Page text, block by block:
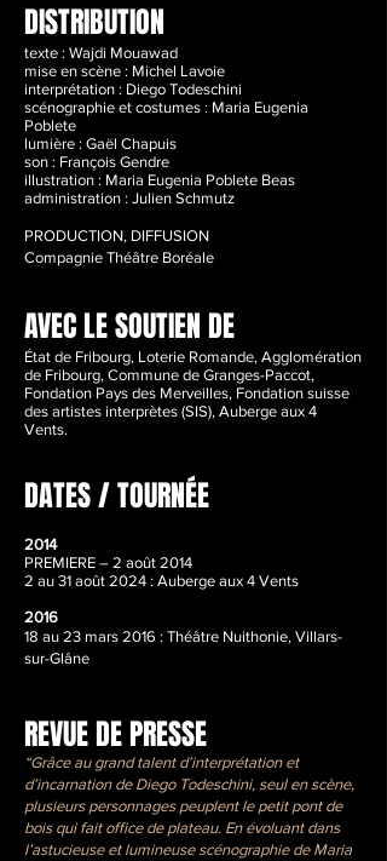
DISTRIBUTION
texte : Wajdi Mouawad
mise en scène : Michel Lavoie
interprétation : Diego Todeschini
scénographie et costumes : Maria Eugenia
Poblete
lumière : Gaël Chapuis
son : François Gendre
illustration : Maria Eugenia Poblete Beas
administration : Julien Schmutz
PRODUCTION, DIFFUSION
Compagnie Théâtre Boréale
AVEC LE SOUTIEN DE
État de Fribourg, Loterie Romande, Agglomération
de Fribourg, Commune de Granges-Paccot,
Fondation Pays des Merveilles, Fondation suisse
des artistes interprètes (SIS), Auberge aux 4
Vents.
DATES / TOURNÉE
2014
PREMIERE – 2 août 2014
2 au 31 août 2024 : Auberge aux 4 Vents
2016
18 au 23 mars 2016 : Théâtre Nuithonie, Villars-
sur-Glâne
REVUE DE PRESSE
“Grâce au grand talent d’interprétation et
d’incarnation de Diego Todeschini, seul en scène,
plusieurs personnages peuplent le petit pont de
bois qui fait office de plateau. En évoluant dans
l’astucieuse et lumineuse scénographie de Maria